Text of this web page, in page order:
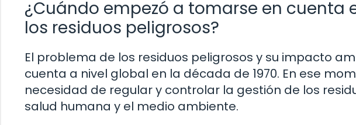
¿Cuándo empezó a tomarse en
los residuos peligrosos?
El problema de los residuos peligrosos y su impacto
cuenta a nivel global en la década de 1970. En ese
necesidad de regular y controlar la gestión de los
salud humana y el medio ambiente.